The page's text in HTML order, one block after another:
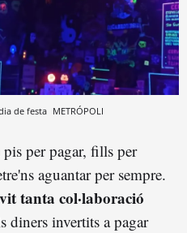
de festa METRÓPOLI
per pagar, fills per
aguantar per sempre.
tanta col·laboració
diners invertits a pagar